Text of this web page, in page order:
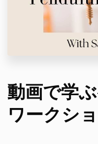
動画で学
ワークシ